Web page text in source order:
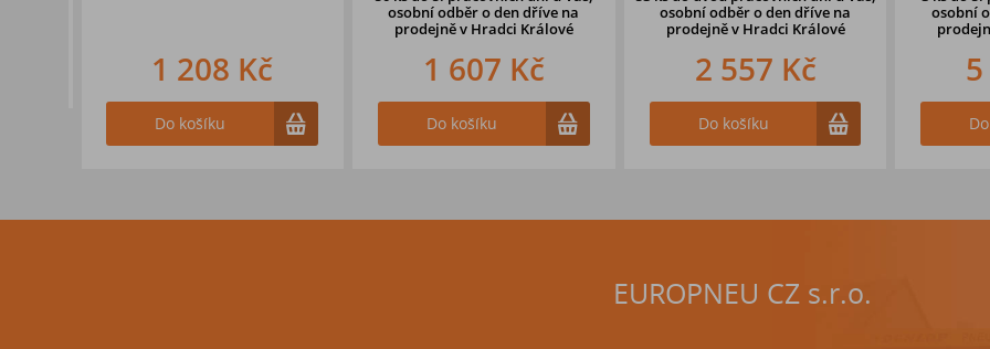
1 208 Kč
Do košíku
osobní odběr o den dříve na
prodejněv Hradci Králové
1 607 Kč
Do košíku
osobní odběr o den dřívena
prodejně v Hradci Králové
2 557 Kč
Do košíku
osobní
prodejně
5
Do
EUROPNEU CZ s.r.o.